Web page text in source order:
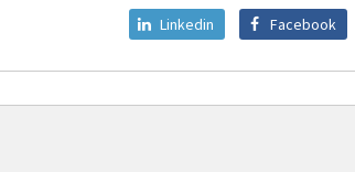
Linkedin Facebook